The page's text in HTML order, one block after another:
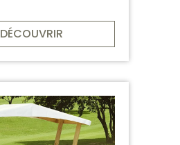
DÉCOUVRIR